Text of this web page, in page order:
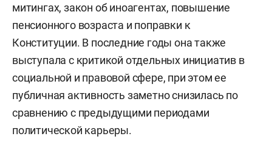
митингах, закон об иноагентах, повышение
пенсионного возраста и поправки к
Конституции. В последние годы она также
выступала с критикой отдельных инициатив в
социальной и правовой сфере, при этом ее
публичная активность заметно снизилась по
сравнению с предыдущими периодами
политической карьеры.